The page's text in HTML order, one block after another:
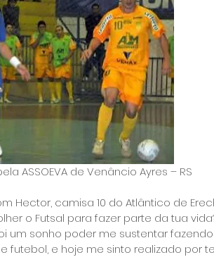
ASSOEVA de Venâncio Ayres – RS
Hector, camisa 10 do Atlântico de
o Futsal para fazer parte da tua
um sonho poder me sustentar
futebol, e hoje me sinto realizado por